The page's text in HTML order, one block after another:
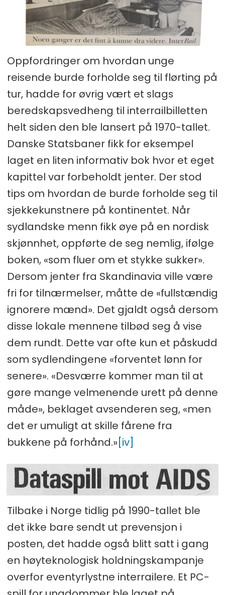
Oppfordringer om hvordan unge
reisende burde forholde seg til flørting på
tur, hadde for øvrig vært et slags
beredskapsvedheng til interrailbilletten
helt siden den ble lansert på 1970-tallet.
Danske Statsbaner fikk for eksempel
laget en liten informativ bok hvor et eget
kapittel var forbeholdt jenter. Der stod
tips om hvordan de burde forholde seg til
sjekkekunstnere på kontinentet. Når
sydlandske menn fikk øye på en nordisk
skjønnhet, oppførte de seg nemlig, ifølge
boken, «som fluer om et stykke sukker».
Dersom jenter fra Skandinavia ville være
fri for tilnærmelser, måtte de «fullstændig
ignorere mænd». Det gjaldt også dersom
disse lokale mennene tilbød seg å vise
dem rundt. Dette var ofte kun et påskudd
som sydlendingene «forventet lønn for
senere». «Desværre kommer man til at
gøre mange velmenende urett på denne
måde», beklaget avsenderen seg, «men
det er umuligt at skille fårene fra
bukkene på forhånd.»[iv]
Tilbake i Norge tidlig på 1990-tallet ble
det ikke bare sendt ut prevensjon i
posten, det hadde også blitt satt i gang
en høyteknologisk holdningskampanje
overfor eventyrlystne interrailere. Et PC-